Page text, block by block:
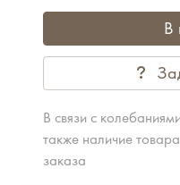
В
В связи с
также наличие
заказа